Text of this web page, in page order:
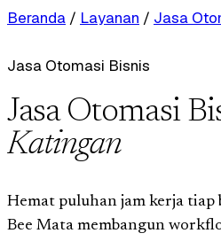
Beranda / Layanan / Jasa
Jasa Otomasi Bisnis
Jasa Otomasi
Katingan
Hemat puluhan jam kerja tiap
Bee Mata membangun